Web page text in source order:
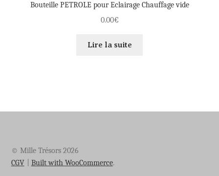
Bouteille PETROLE pour Eclairage Chauffage vide
0.00€
Lire la suite
© Mille Trésors 2026
CGV
Built with WooCommerce.